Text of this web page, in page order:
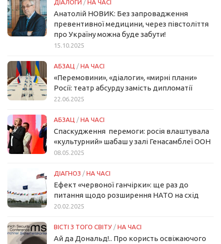
ДІАЛОГИ / НА ЧАСІ
Анатолій НОВИК: Без запровадження
превентивної медицини, через півстоліття
про Україну можна буде забути!
15.10.2025
АБЗАЦ / НА ЧАСІ
«Перемовини», «діалоги», «мирні плани»
Росії: театр абсурду замість дипломатії
22.06.2025
АБЗАЦ / НА ЧАСІ
Спаскудження перемоги: росія влаштувала
«культурний» шабаш у залі Генасамблеї ООН
08.05.2025
ДІАГНОЗ / НА ЧАСІ
Ефект «червоної ганчірки»: ще раз до
питання щодо розширення НАТО на схід
20.02.2025
ВІСТІ З ТОГО СВІТУ / НА ЧАСІ
Ай да Дональд!.. Про користь освіжаючого